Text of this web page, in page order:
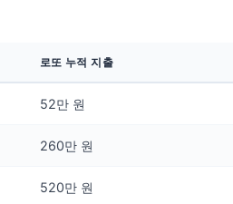
로또 누적 지출
52만 원
260만 원
520만 원